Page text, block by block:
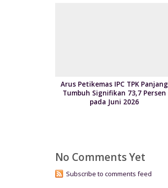
Arus Petikemas IPC TPK Panjang
Tumbuh Signifikan 73,7 Persen
pada Juni 2026
No Comments Yet
Subscribe to comments feed